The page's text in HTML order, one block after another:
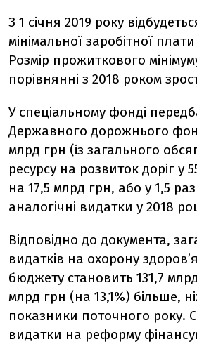
З 1 січня 2019 року
мінімальної заробітної
Розмір прожиткового
порівнянні з 2018 роком
У спеціальному фонді
Державного дорожнього
млрд грн (із загального
ресурсу на розвиток доріг у
на 17,5 млрд грн, або у 1,5
аналогічні видатки у 2018
Відповідно до документа,
видатків на охорону
бюджету становить 131,7
млрд грн (на 13,1%) більше,
показники поточного року.
видатки на реформу